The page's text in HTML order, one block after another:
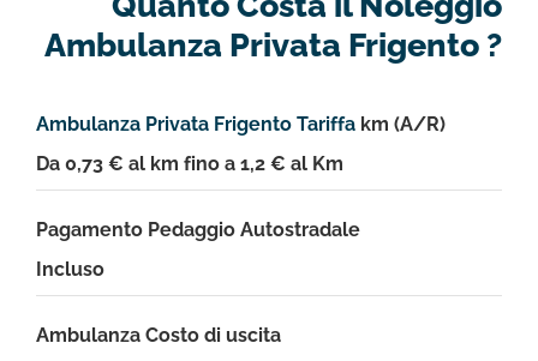
Ambulanza Privata Frigento ?
Ambulanza Privata Frigento Tariffa km (A/R)
Da 0,73 € al km fino a 1,2 € al Km
Pagamento Pedaggio Autostradale
Incluso
Ambulanza Costo di uscita